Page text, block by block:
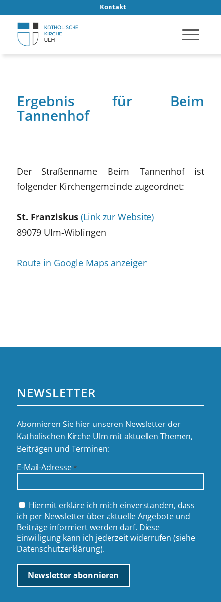
Kontakt
Ergebnis für Beim
Tannenhof
Der Straßenname Beim Tannenhof ist
folgender Kirchengemeinde zugeordnet:
St. Franziskus (Link zur Website)
89079 Ulm-Wiblingen
Route in Google Maps anzeigen
NEWSLETTER
Abonnieren Sie hier unseren Newsletter der
Katholischen Kirche Ulm mit aktuellen Themen,
Beiträgen und Terminen:
E-Mail-Adresse *
Hiermit erkläre ich mich einverstanden, dass
ich per Newsletter über aktuelle Angebote und
Beiträge informiert werden darf. Diese
Einwilligung kann ich jederzeit widerrufen (siehe
Datenschutzerklärung).